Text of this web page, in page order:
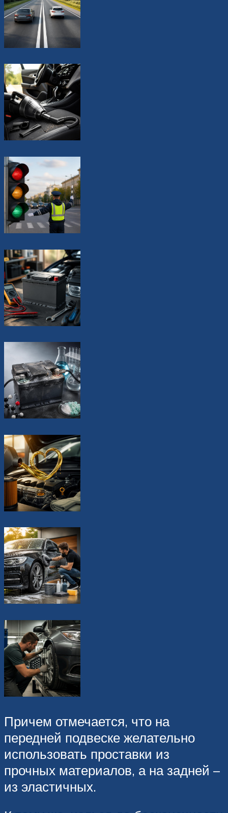
Причем отмечается, что на
передней подвеске желательно
использовать проставки из
прочных материалов, а на задней –
из эластичных.